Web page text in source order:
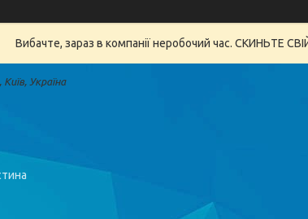
Вибачте, зараз в компанії неробочий час.
Україна